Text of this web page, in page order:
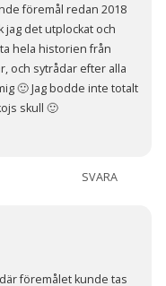
föremål redan 2018
jag det utplockat och
hela historien från
och sytrådar efter alla
🙂 Jag bodde inte totalt
skull 🙂
SVARA
föremålet kunde tas